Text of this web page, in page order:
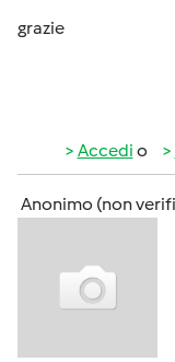
grazie
Accedi o
Anonimo (non